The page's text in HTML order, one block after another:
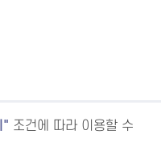
조건에 따라 이용할 수